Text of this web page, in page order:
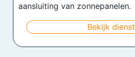
aansluiting van zonnepanelen.
Bekijk dienst